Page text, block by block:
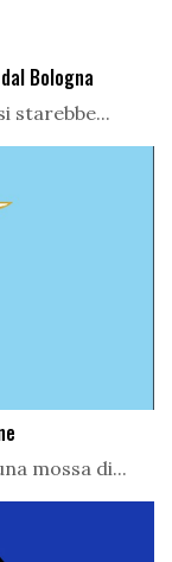
Bologna
starebbe...
mossa di...